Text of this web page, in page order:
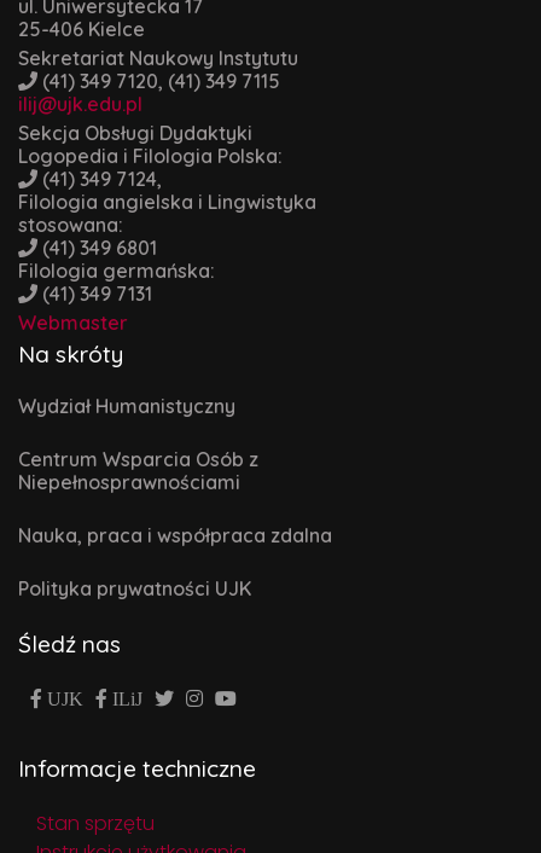
ul. Uniwersytecka 17
25-406 Kielce
Sekretariat Naukowy Instytutu
(41) 349 7120, (41) 349 7115
ilij@ujk.edu.pl
Sekcja Obsługi Dydaktyki
Logopedia i Filologia Polska:
(41) 349 7124,
Filologia angielska i Lingwistyka
stosowana:
(41) 349 6801
Filologia germańska:
(41) 349 7131
Webmaster
Na skróty
Wydział Humanistyczny
Centrum Wsparcia Osób z
Niepełnosprawnościami
Nauka, praca i współpraca zdalna
Polityka prywatności UJK
Śledź nas
UJK ILiJ
Informacje techniczne
Stan sprzętu